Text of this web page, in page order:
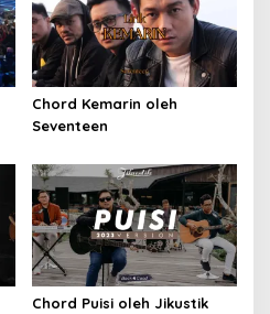
Chord Kemarin oleh
Seventeen
Chord Puisi oleh Jikustik